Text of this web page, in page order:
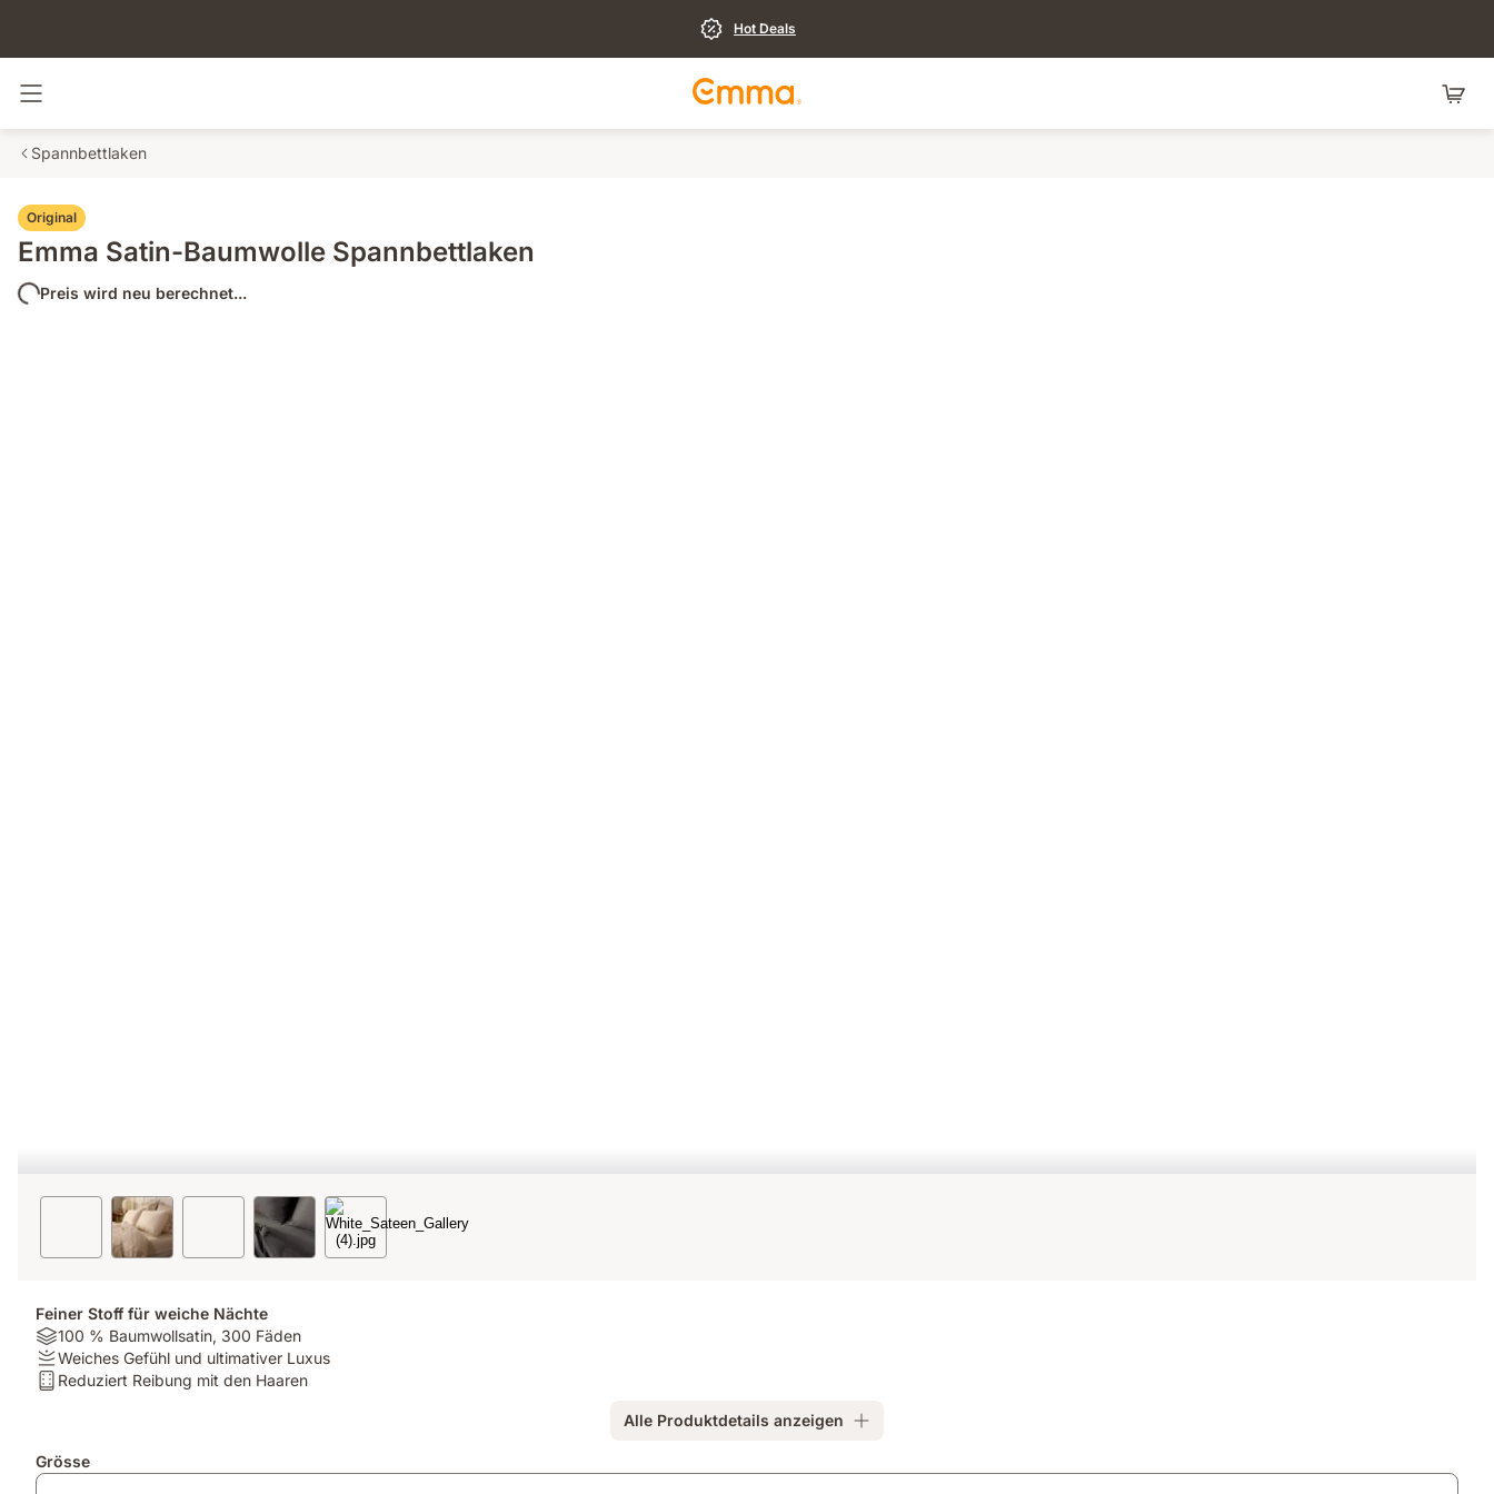
Hot Deals
Spannbettlaken
Original
Emma Satin-Baumwolle Spannbettlaken
Preis wird neu berechnet...
Feiner Stoff für weiche Nächte
Material:
100
%
100 % Baumwollsatin, 300 Fäden
Firmness:
Weiches
Luxus
Weiches Gefühl und ultimativer Luxus
Matratzentyp:
den
Reduziert Reibung mit den Haaren
Alle Produktdetails anzeigen
Zusatzprodukte
Grösse